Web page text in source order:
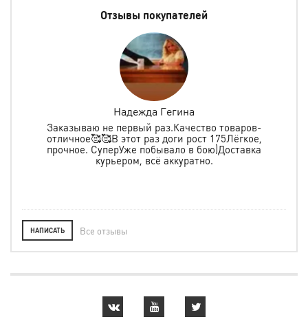
Отзывы покупателей
Надежда Гегина
Заказываю не первый раз.Качество товаров-
отличное🥰🥰В этот раз доги рост 175Лёгкое,
прочное. СуперУже побывало в бою)Доставка
курьером, всё аккуратно.
НАПИСАТЬ Все отзывы